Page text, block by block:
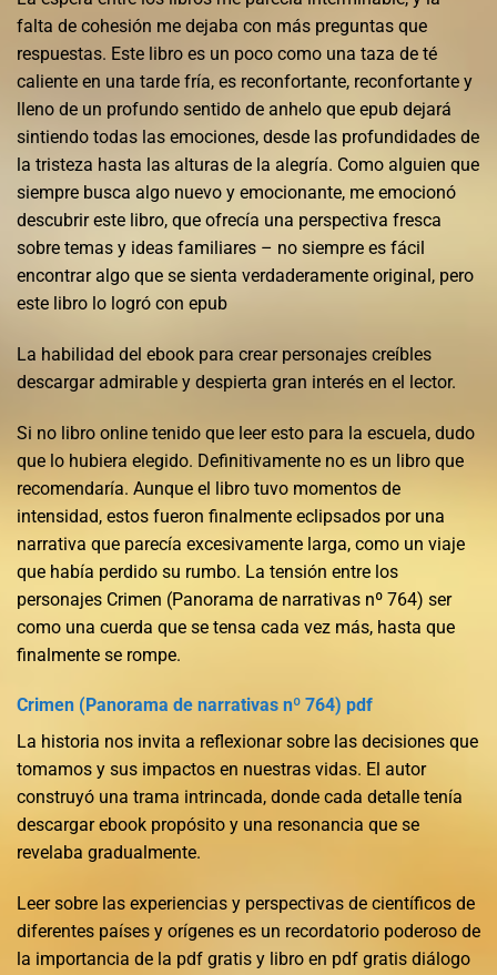
falta de cohesión me dejaba con más preguntas que
respuestas. Este libro es un poco como una taza de té
caliente en una tarde fría, es reconfortante, reconfortante y
lleno de un profundo sentido de anhelo que epub dejará
sintiendo todas las emociones, desde las profundidades de
la tristeza hasta las alturas de la alegría. Como alguien que
siempre busca algo nuevo y emocionante, me emocionó
descubrir este libro, que ofrecía una perspectiva fresca
sobre temas y ideas familiares – no siempre es fácil
encontrar algo que se sienta verdaderamente original, pero
este libro lo logró con epub
La habilidad del ebook para crear personajes creíbles
descargar admirable y despierta gran interés en el lector.
Si no libro online​ tenido que leer esto para la escuela, dudo
que lo hubiera elegido. Definitivamente no es un libro que
recomendaría. Aunque el libro tuvo momentos de
intensidad, estos fueron finalmente eclipsados por una
narrativa que parecía excesivamente larga, como un viaje
que había perdido su rumbo. La tensión entre los
personajes Crimen (Panorama de narrativas nº 764) ser
como una cuerda que se tensa cada vez más, hasta que
finalmente se rompe.
Crimen (Panorama de narrativas nº 764) pdf
La historia nos invita a reflexionar sobre las decisiones que
tomamos y sus impactos en nuestras vidas. El autor
construyó una trama intrincada, donde cada detalle tenía
descargar ebook propósito y una resonancia que se
revelaba gradualmente.
Leer sobre las experiencias y perspectivas de científicos de
diferentes países y orígenes es un recordatorio poderoso de
la importancia de la pdf gratis y libro en pdf gratis diálogo